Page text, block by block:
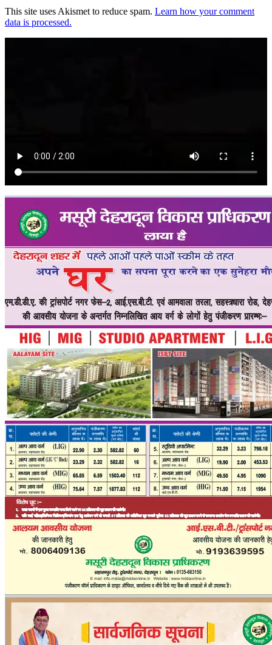
This site uses Akismet to reduce spam. Learn how your comment
data is processed.